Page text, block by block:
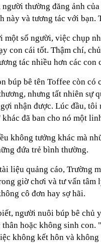
thường đăng ảnh
này và tương tác với bạn.
một số người, việc chụp
con cái tốt. Thậm chí,
tác nhiều hơn các con
búp bê tên Toffee còn
nhưng tất nhiên sự
nhận được. Lúc đầu,
khác đã ban cho nó một
không tưởng khác mà
đứa trẻ bình thường.
liệu quảng cáo, Trường
giờ chơi và tư vấn tâm
cô đơn hay sợ hãi.
người nuôi búp bê chủ
thân hoặc không sinh
không kết hôn và